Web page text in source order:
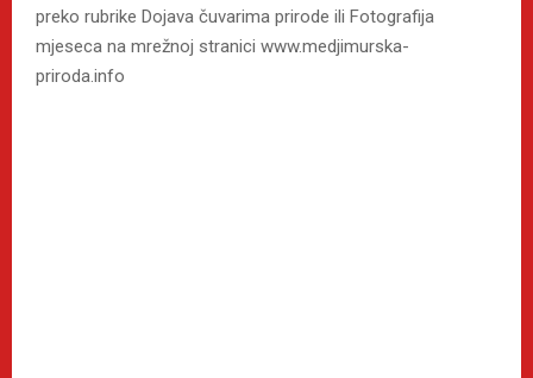
preko rubrike Dojava čuvarima prirode ili Fotografija
mjeseca na mrežnoj stranici www.medjimurska-
priroda.info